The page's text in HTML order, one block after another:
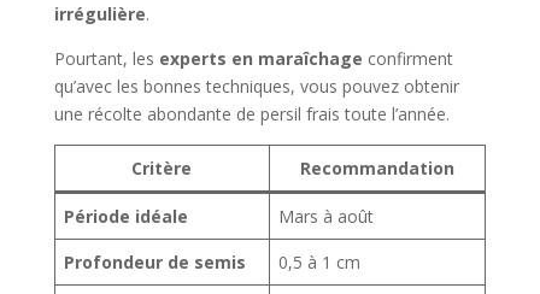
irrégulière.
Pourtant, les experts en maraîchage confirment
qu’avec les bonnes techniques, vous pouvez obtenir
une récolte abondante de persil frais toute l’année.
Critère Recommandation
Période idéale
Mars à août
Profondeur de semis
0,5 à 1 cm